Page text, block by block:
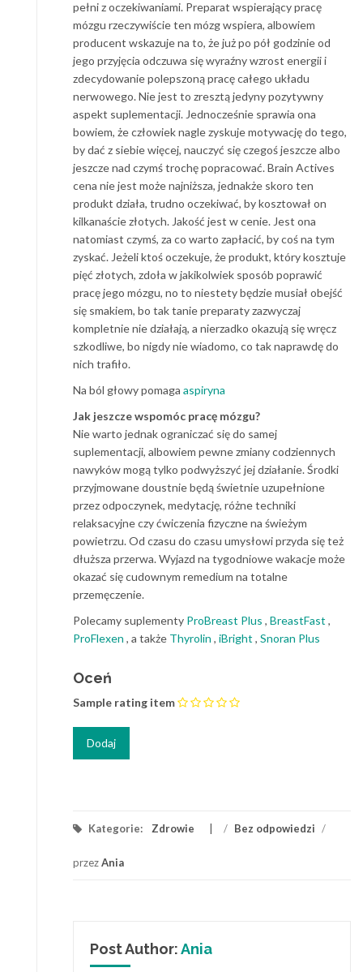
pełni z oczekiwaniami. Preparat wspierający pracę
mózgu rzeczywiście ten mózg wspiera, albowiem
producent wskazuje na to, że już po pół godzinie od
jego przyjęcia odczuwa się wyraźny wzrost energii i
zdecydowanie polepszoną pracę całego układu
nerwowego. Nie jest to zresztą jedyny pozytywny
aspekt suplementacji. Jednocześnie sprawia ona
bowiem, że człowiek nagle zyskuje motywację do tego,
by dać z siebie więcej, nauczyć się czegoś jeszcze albo
jeszcze nad czymś trochę popracować. Brain Actives
cena nie jest może najniższa, jednakże skoro ten
produkt działa, trudno oczekiwać, by kosztował on
kilkanaście złotych. Jakość jest w cenie. Jest ona
natomiast czymś, za co warto zapłacić, by coś na tym
zyskać. Jeżeli ktoś oczekuje, że produkt, który kosztuje
pięć złotych, zdoła w jakikolwiek sposób poprawić
pracę jego mózgu, no to niestety będzie musiał obejść
się smakiem, bo tak tanie preparaty zazwyczaj
kompletnie nie działają, a nierzadko okazują się wręcz
szkodliwe, bo nigdy nie wiadomo, co tak naprawdę do
nich trafiło.
Na ból głowy pomaga aspiryna
Jak jeszcze wspomóc pracę mózgu?
Nie warto jednak ograniczać się do samej
suplementacji, albowiem pewne zmiany codziennych
nawyków mogą tylko podwyższyć jej działanie. Środki
przyjmowane doustnie będą świetnie uzupełnione
przez odpoczynek, medytację, różne techniki
relaksacyjne czy ćwiczenia fizyczne na świeżym
powietrzu. Od czasu do czasu umysłowi przyda się też
dłuższa przerwa. Wyjazd na tygodniowe wakacje może
okazać się cudownym remedium na totalne
przemęczenie.
Polecamy suplementy ProBreast Plus , BreastFast ,
ProFlexen , a także Thyrolin , iBright , Snoran Plus
Oceń
Sample rating item
Kategorie: Zdrowie / Bez odpowiedzi /
przezAnia
Post Author:Ania